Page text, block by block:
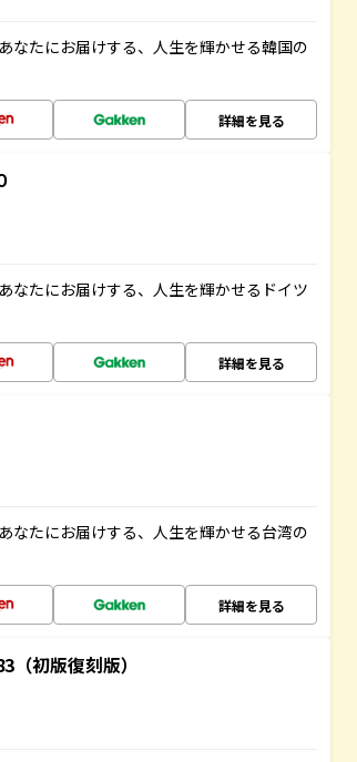
なたにお届けする、人生を輝かせる韓国の
詳細を見る
なたにお届けする、人生を輝かせるドイツ
詳細を見る
なたにお届けする、人生を輝かせる台湾の
詳細を見る
初版復刻版）